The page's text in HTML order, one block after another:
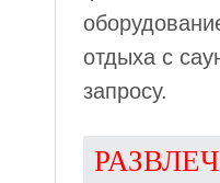
отдыха с
запросу.